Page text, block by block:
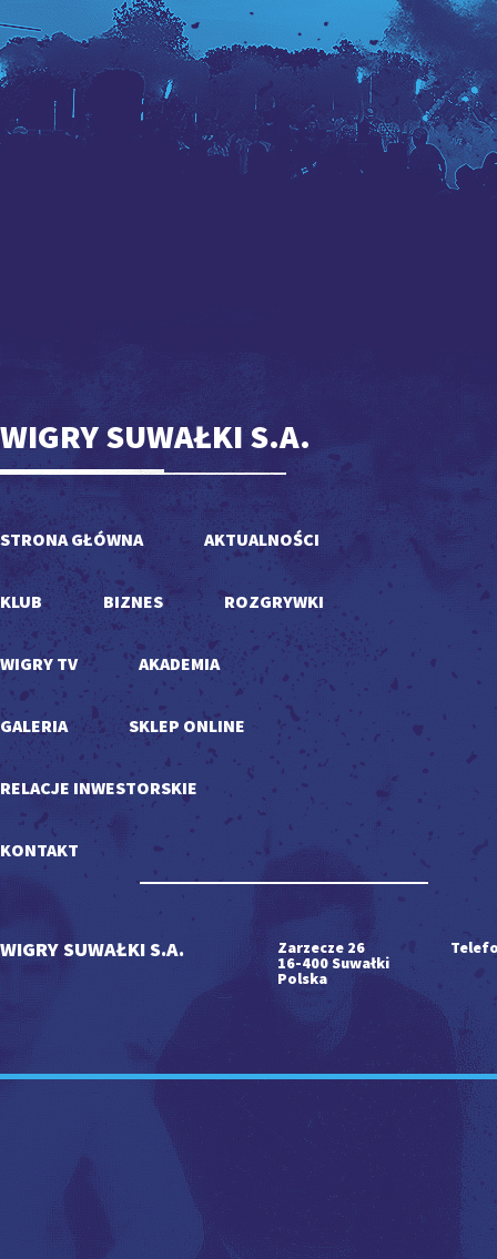
WIGRY SUWAŁKI S.A.
STRONA GŁÓWNA AKTUALNOŚCI
KLUB BIZNES ROZGRYWKI
WIGRY TV AKADEMIA
GALERIA SKLEP ONLINE
RELACJE INWESTORSKIE
KONTAKT
WIGRY SUWAŁKI S.A. Zarzecze 26
16-400 Suwałki
Polska